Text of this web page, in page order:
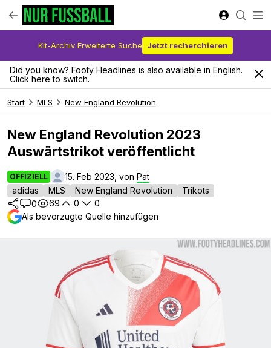
Kit-Archiv Erweiterte Suche Jetzt recherchieren
Did you know? Footy Headlines is also available in English.
Click here to switch.
Start MLS New England Revolution
New England Revolution 2023
Auswärtstrikot veröffentlicht
OFFIZIELL 15. Feb 2023, von Pat
adidas
MLS New England Revolution
Trikots
0
69 0
0
Als bevorzugte Quelle hinzufügen